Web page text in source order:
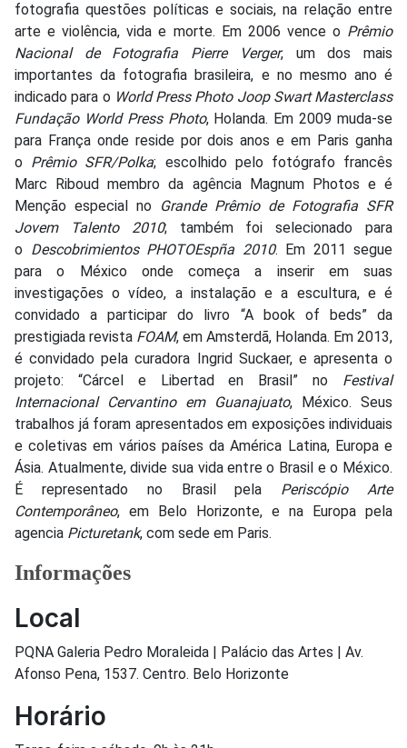
fotografia questões políticas e sociais, na relação entre
arte e violência, vida e morte. Em 2006 vence o Prêmio
Nacional de Fotografia Pierre Verger, um dos mais
importantes da fotografia brasileira, e no mesmo ano é
indicado para o World Press Photo Joop Swart Masterclass
Fundação World Press Photo, Holanda. Em 2009 muda-se
para França onde reside por dois anos e em Paris ganha
o Prêmio SFR/Polka; escolhido pelo fotógrafo francês
Marc Riboud membro da agência Magnum Photos e é
Menção especial no
Grande Prêmio de Fotografia SFR
Jovem Talento 2010; também foi selecionado para
o Descobrimientos PHOTOEspña 2010. Em 2011 segue
para o México onde começa a inserir em suas
investigações o vídeo, a instalação e a escultura, e é
convidado a participar do livro “A book of beds” da
prestigiada revista FOAM, em Amsterdã, Holanda. Em 2013,
é convidado pela curadora Ingrid Suckaer, e apresenta o
projeto: “Cárcel e Libertad en Brasil” no Festival
Internacional Cervantino em Guanajuato, México. Seus
trabalhos já foram apresentados em exposições individuais
e coletivas em vários países da América Latina, Europa e
Ásia. Atualmente, divide sua vida entre o Brasil e o México.
É representado no Brasil pela Periscópio Arte
Contemporâneo, em Belo Horizonte, e na Europa pela
agencia Picturetank, com sede em Paris.
Informações
Local
PQNA Galeria Pedro Moraleida | Palácio das Artes | Av.
Afonso Pena, 1537. Centro. Belo Horizonte
Horário